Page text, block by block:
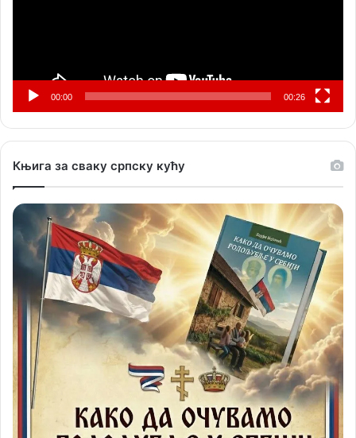
00:00 00:26
Књига за сваку српску кућу